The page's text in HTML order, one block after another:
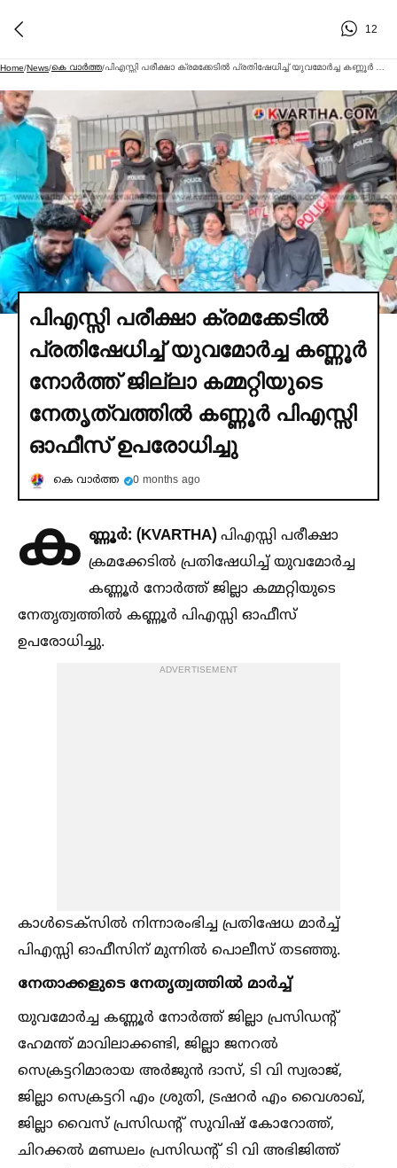
12
Home/News/കെ വാര്‍ത്ത/
പിഎസ്സി പരീക്ഷാ ക്രമക്കേടില്‍
പ്രതിഷേധിച്ച്‌ യുവമോര്‍ച്ച കണ്ണൂര്‍
നോര്‍ത്ത് ജില്ലാ കമ്മറ്റിയുടെ
നേതൃത്വത്തില്‍ കണ്ണൂര്‍ പിഎസ്സി
ഓഫീസ് ഉപരോധിച്ചു
കെ വാര്‍ത്ത 0 months ago
ക ണ്ണൂർ: (KVARTHA) പിഎസ്സി പരീക്ഷാ
ക്രമക്കേടില്‍ പ്രതിഷേധിച്ച്‌ യുവമോർച്ച
കണ്ണൂർ നോർത്ത് ജില്ലാ കമ്മറ്റിയുടെ
നേതൃത്വത്തില്‍ കണ്ണൂർ പിഎസ്സി ഓഫീസ്
ഉപരോധിച്ചു.
ADVERTISEMENT
കാള്‍ടെക്സില്‍ നിന്നാരംഭിച്ച പ്രതിഷേധ മാർച്ച്‌
പിഎസ്സി ഓഫീസിന് മുന്നില്‍ പൊലീസ് തടഞ്ഞു.
നേതാക്കളുടെ നേതൃത്വത്തില്‍ മാർച്ച്‌
യുവമോർച്ച കണ്ണൂർ നോർത്ത് ജില്ലാ പ്രസിഡൻ്റ്
ഹേമന്ത് മാവിലാക്കണ്ടി, ജില്ലാ ജനറല്‍
സെക്രട്ടറിമാരായ അർജുൻ ദാസ്, ടി വി സ്വരാജ്,
ജില്ലാ സെക്രട്ടറി എം ശ്രുതി, ട്രഷറർ എം വൈശാഖ്,
ജില്ലാ വൈസ് പ്രസിഡൻ്റ് സുവിഷ് കോറോത്ത്,
ചിറക്കല്‍ മണ്ഡലം പ്രസിഡൻ്റ് ടി വി അഭിജിത്ത്